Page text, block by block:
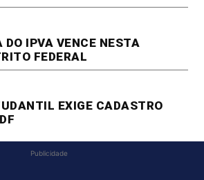
IPVA VENCE NESTA
FEDERAL
EXIGE CADASTRO
Publicidade